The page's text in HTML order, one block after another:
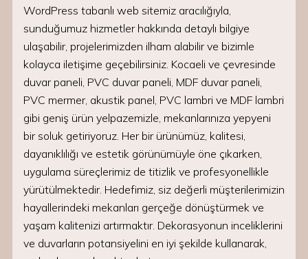
WordPress tabanlı web sitemiz aracılığıyla,
sunduğumuz hizmetler hakkında detaylı bilgiye
ulaşabilir, projelerimizden ilham alabilir ve bizimle
kolayca iletişime geçebilirsiniz. Kocaeli ve çevresinde
duvar paneli, PVC duvar paneli, MDF duvar paneli,
PVC mermer, akustik panel, PVC lambri ve MDF lambri
gibi geniş ürün yelpazemizle, mekanlarınıza yepyeni
bir soluk getiriyoruz. Her bir ürünümüz, kalitesi,
dayanıklılığı ve estetik görünümüyle öne çıkarken,
uygulama süreçlerimiz de titizlik ve profesyonellikle
yürütülmektedir. Hedefimiz, siz değerli müşterilerimizin
hayallerindeki mekanları gerçeğe dönüştürmek ve
yaşam kalitenizi artırmaktır. Dekorasyonun inceliklerini
ve duvarların potansiyelini en iyi şekilde kullanarak,